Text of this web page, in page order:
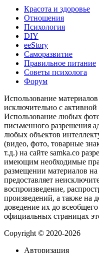
Красота и здоровье
Отношения
Психология
DIY
ееStory
Саморазвитие
Правильное питание
Советы психолога
Форум
Использование
исключительно с
Использование любых
письменного разрешения
любых объектов
(видео, фото, товарные
т.д.) на сайте samka.co
имеющим необходимые
размещении материалов на
предоставляет
воспроизведение,
произведений, а также на
доведение их до
официальных страницах
Copyright © 2020-2026
Авторизация